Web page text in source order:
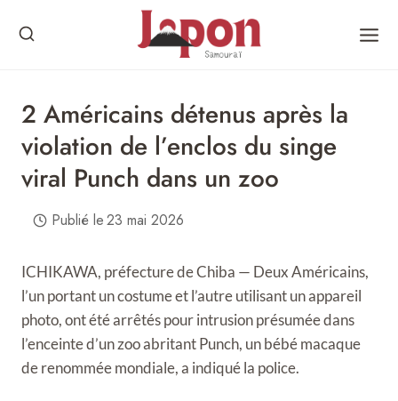
2 Américains détenus après la
violation de l’enclos du singe
viral Punch dans un zoo
Publié le23 mai 2026
ICHIKAWA, préfecture de Chiba — Deux Américains,
l’un portant un costume et l’autre utilisant un appareil
photo, ont été arrêtés pour intrusion présumée dans
l’enceinte d’un zoo abritant Punch, un bébé macaque
de renommée mondiale, a indiqué la police.